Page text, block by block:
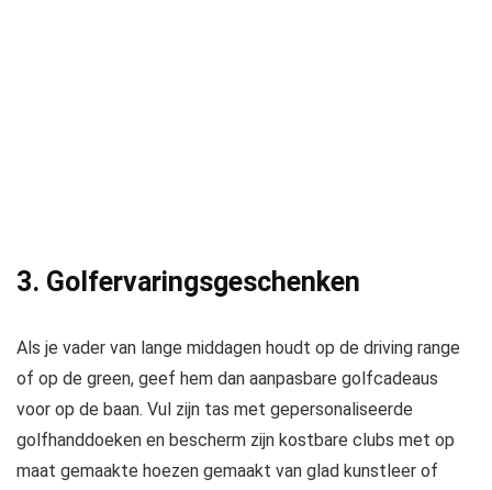
3. Golfervaringsgeschenken
Als je vader van lange middagen houdt op de driving range
of op de green, geef hem dan aanpasbare golfcadeaus
voor op de baan. Vul zijn tas met gepersonaliseerde
golfhanddoeken en bescherm zijn kostbare clubs met op
maat gemaakte hoezen gemaakt van glad kunstleer of